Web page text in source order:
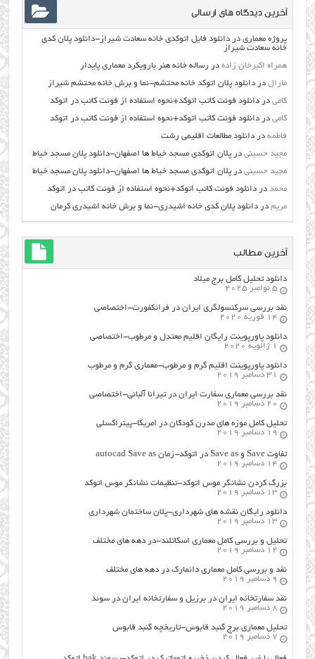
آخرین دیدگاه های ارسالی
پروژه معماری دردانلود فایل اتوکدی خانه سعادت شیراز-دانلود پلان کدی
خانه سعادت شیراز
همراه اکبرخان زاده در رساله خانه هنر بارویکرد معماری پایدار
مارال دردانلود پلان اتوکد خانه محتشم-نما و برش خانه محتشم شیراز
کامی دردانلود فونت کاتب اتوکد+نحوه استفاده از فونت کاتب در اتوکد
کامی دردانلود فونت کاتب اتوکد+نحوه استفاده از فونت کاتب در اتوکد
فاطمه دردانلود مطالعات اقليمي رشت
مجید حسینی درپلان اتوکدی مسجد خیاط ها اصفهان-دانلود پلان مسجد خیاط
مجید حسینی درپلان اتوکدی مسجد خیاط ها اصفهان-دانلود پلان مسجد خیاط
محمد دردانلود فونت کاتب اتوکد+نحوه استفاده از فونت کاتب در اتوکد
مریم دردانلود پلان کدی خانه اشیدری-نما و برش خانه اشیدری کرمان
آخرین مطالب
دانلود تحلیل کامل برج میلاد
5 نوامبر 2025
نقد بررسی سرکنسولگری ایران در فرانکفورت-اختصاصی
14 فوریه 2020
دانلود پاورپوینت رایگان اقلیم معتدل و مرطوب-اختصاصی
1 ژانویه 2020
دانلود پاورپوینت اقلیم گرم و مرطوب-معماری گرم و مرطوب
31 دسامبر 2019
نقد بررسی معماری سفارت ایران در تیرانا آلبانی-اختصاصی
20 دسامبر 2019
تحلیل کامل موزه های مدرن کودکان در امریکا-پیتراکسلی
19 دسامبر 2019
تفاوت Save و Save as در اتوکد-زمان autocad Save as
14 دسامبر 2019
بزرگ کردن نشانگر موس اتوکد-تنظیمات نشانگر موس اتوکد
13 دسامبر 2019
دانلود رایگان نقشه های شهرداری-پلان ساختمان شهرداری
13 دسامبر 2019
تحلیل و بررسی کامل معماری اسکاتلند-در دهه های مختلف
12 دسامبر 2019
نقد و بررسی کامل معماری دانمارک در دهه های مختلف
9 دسامبر 2019
نقد سفارتخانه ایران در برزیل و سفارتخانه ایران در سوئد
8 دسامبر 2019
تحلیل معماری برج گنبد قابوس-تاریخچه گنبد قابوس
7 دسامبر 2019